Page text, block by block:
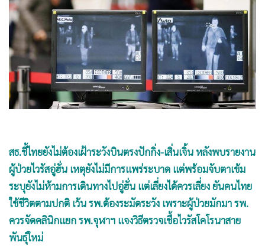
• Infographic
• การเมือง
•
ท่องเที่ยว
กีฬา
• ต่างประเทศ
• Special Scoop
• ชุมชน-คุณภาพชีวิต
• อาชญากรรม
• Motoring
• เกม
• วิทยาศาสตร์
• SMEs
สธ.ชี้ไทยยังไม่ต้องเฝ้าระวังบินตรงปักกิ่ง-เสิ่นเจิ้น หลังพบรายงาน
ผู้ป่วยไวรัสอู่ฮั่น เหตุยังไม่มีการแพร่ระบาด แต่พร้อมจับตาเข้ม
ระบุยังไม่ห้ามการเดินทางไปอู่ฮั่น แต่เลี่ยงได้ควรเลี่ยง ยันคนไทย
ใช้ชีวิตตามปกติ เว้น รพ.ต้องระมัดระวัง เพราะผู้ป่วยมักมา รพ.
ควรจัดคลินิกแยก รพ.จุฬาฯ แจงวิธีตรวจเชื้อไวรัสโคโรนาสาย
พันธุ์ใหม่